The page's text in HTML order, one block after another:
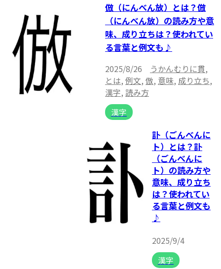
倣（にんべん放）とは？倣
（にんべん放）の読み方や意
味、成り立ちは？使われてい
る言葉と例文も♪
2025/8/26 うかんむりに貫,
とは, 例文, 倣, 意味, 成り立ち,
漢字, 読み方
漢字
訃（ごんべんに
ト）とは？訃
（ごんべんに
ト）の読み方や
意味、成り立ち
は？使われてい
る言葉と例文も
♪
2025/9/4
漢字